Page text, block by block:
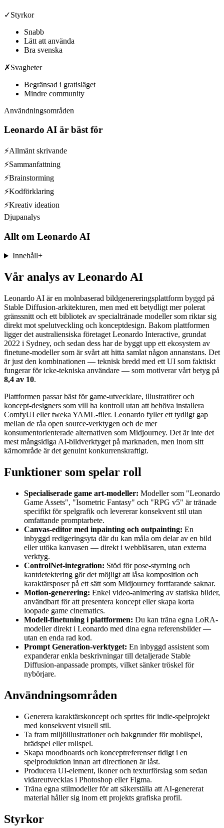
✓Styrkor
Snabb
Lätt att använda
Bra svenska
✗Svagheter
Begränsad i gratisläget
Mindre community
Användningsområden
Leonardo AI är bäst för
⚡Allmänt skrivande
⚡Sammanfattning
⚡Brainstorming
⚡Kodförklaring
⚡Kreativ ideation
Djupanalys
Allt om Leonardo AI
Innehåll+
Vår analys av Leonardo AI
Leonardo AI är en molnbaserad bildgenereringsplattform byggd på
Stable Diffusion-arkitekturen, men med ett betydligt mer polerat
gränssnitt och ett bibliotek av specialtränade modeller som riktar sig
direkt mot spelutveckling och konceptdesign. Bakom plattformen
ligger det australiensiska företaget Leonardo Interactive, grundat
2022 i Sydney, och sedan dess har de byggt upp ett ekosystem av
finetune-modeller som är svårt att hitta samlat någon annanstans. Det
är just den kombinationen — teknisk bredd med ett UI som faktiskt
fungerar för icke-tekniska användare — som motiverar vårt betyg på
8,4 av 10.
Plattformen passar bäst för game-utvecklare, illustratörer och
koncept-designers som vill ha kontroll utan att behöva installera
ComfyUI eller tweka YAML-filer. Leonardo fyller ett tydligt gap
mellan de råa open source-verktygen och de mer
konsumentorienterade alternativen som Midjourney. Det är inte det
mest mångsidiga AI-bildverktyget på marknaden, men inom sitt
kärnområde är det genuint konkurrenskraftigt.
Funktioner som spelar roll
Specialiserade game art-modeller: Modeller som "Leonardo
Game Assets", "Isometric Fantasy" och "RPG v5" är tränade
specifikt för spelgrafik och levererar konsekvent stil utan
omfattande promptarbete.
Canvas-editor med inpainting och outpainting: En
inbyggd redigeringsyta där du kan måla om delar av en bild
eller utöka kanvasen — direkt i webbläsaren, utan externa
verktyg.
ControlNet-integration: Stöd för pose-styrning och
kantdetektering gör det möjligt att låsa komposition och
karaktärsposer på ett sätt som Midjourney fortfarande saknar.
Motion-generering: Enkel video-animering av statiska bilder,
användbart för att presentera koncept eller skapa korta
loopade game cinematics.
Modell-finetuning i plattformen: Du kan träna egna LoRA-
modeller direkt i Leonardo med dina egna referensbilder —
utan en enda rad kod.
Prompt Generation-verktyget: En inbyggd assistent som
expanderar enkla beskrivningar till detaljerade Stable
Diffusion-anpassade prompts, vilket sänker tröskel för
nybörjare.
Användningsområden
Generera karaktärskoncept och sprites för indie-spelprojekt
med konsekvent visuell stil.
Ta fram miljöillustrationer och bakgrunder för mobilspel,
brädspel eller rollspel.
Skapa moodboards och konceptreferenser tidigt i en
spelproduktion innan art directionen är låst.
Producera UI-element, ikoner och texturförslag som sedan
vidareutvecklas i Photoshop eller Figma.
Träna egna stilmodeller för att säkerställa att AI-genererat
material håller sig inom ett projekts grafiska profil.
Styrkor